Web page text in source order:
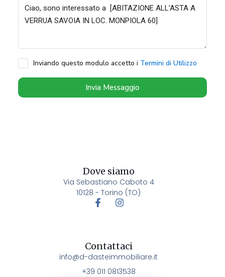
Inviando questo modulo accetto i Termini di Utilizzo
Invia Messaggio
Dove siamo
Via Sebastiano Caboto 4
10128 - Torino (TO)
Contattaci
info@d-dasteimmobiliare.it
+39 011 0813538